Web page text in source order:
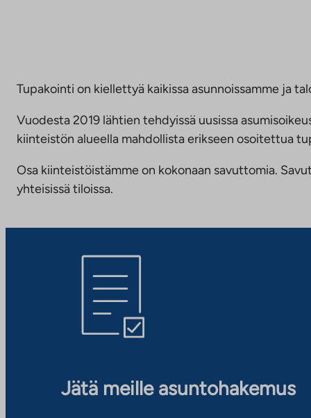
Tupakointi on kiellettyä kaikissa asunnoissamme ja
Vuodesta 2019 lähtien tehdyissä uusissa
kiinteistön alueella mahdollista erikseen osoitettua
Osa kiinteistöistämme on kokonaan savuttomia.
yhteisissä tiloissa.
Jätä meille asuntohakemus